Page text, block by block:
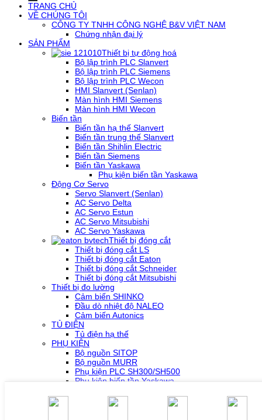
TRANG CHỦ
VỀ CHÚNG TÔI
CÔNG TY TNHH CÔNG NGHỆ B&V VIỆT NAM
Chứng nhận đại lý
SẢN PHẨM
Thiết bị tự động hoá
Bộ lập trình PLC Slanvert
Bộ lập trình PLC Siemens
Bộ lập trình PLC Wecon
HMI Slanvert (Senlan)
Màn hình HMI Siemens
Màn hình HMI Wecon
Biến tần
Biến tần hạ thế Slanvert
Biến tần trung thế Slanvert
Biến tần Shihlin Electric
Biến tần Siemens
Biến tần Yaskawa
Phụ kiện biến tần Yaskawa
Động Cơ Servo
Servo Slanvert (Senlan)
AC Servo Delta
AC Servo Estun
AC Servo Mitsubishi
AC Servo Yaskawa
Thiết bị đóng cắt
Thiết bị đóng cắt LS
Thiết bị đóng cắt Eaton
Thiết bị đóng cắt Schneider
Thiết bị đóng cắt Mitsubishi
Thiết bị đo lường
Cảm biến SHINKO
Đầu dò nhiệt độ NALEO
Cảm biến Autonics
TỦ ĐIỆN
Tủ điện hạ thế
PHỤ KIỆN
Bộ nguồn SITOP
Bộ nguồn MURR
Phụ kiện PLC SH300/SH500
Phụ kiện biến tần Yaskawa
Phụ kiện Servo Sigma 7
HỖ TRỢ KỸ THUẬT